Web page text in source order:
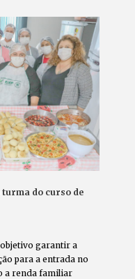
do curso de
garantir a
para a entrada no
a renda familiar